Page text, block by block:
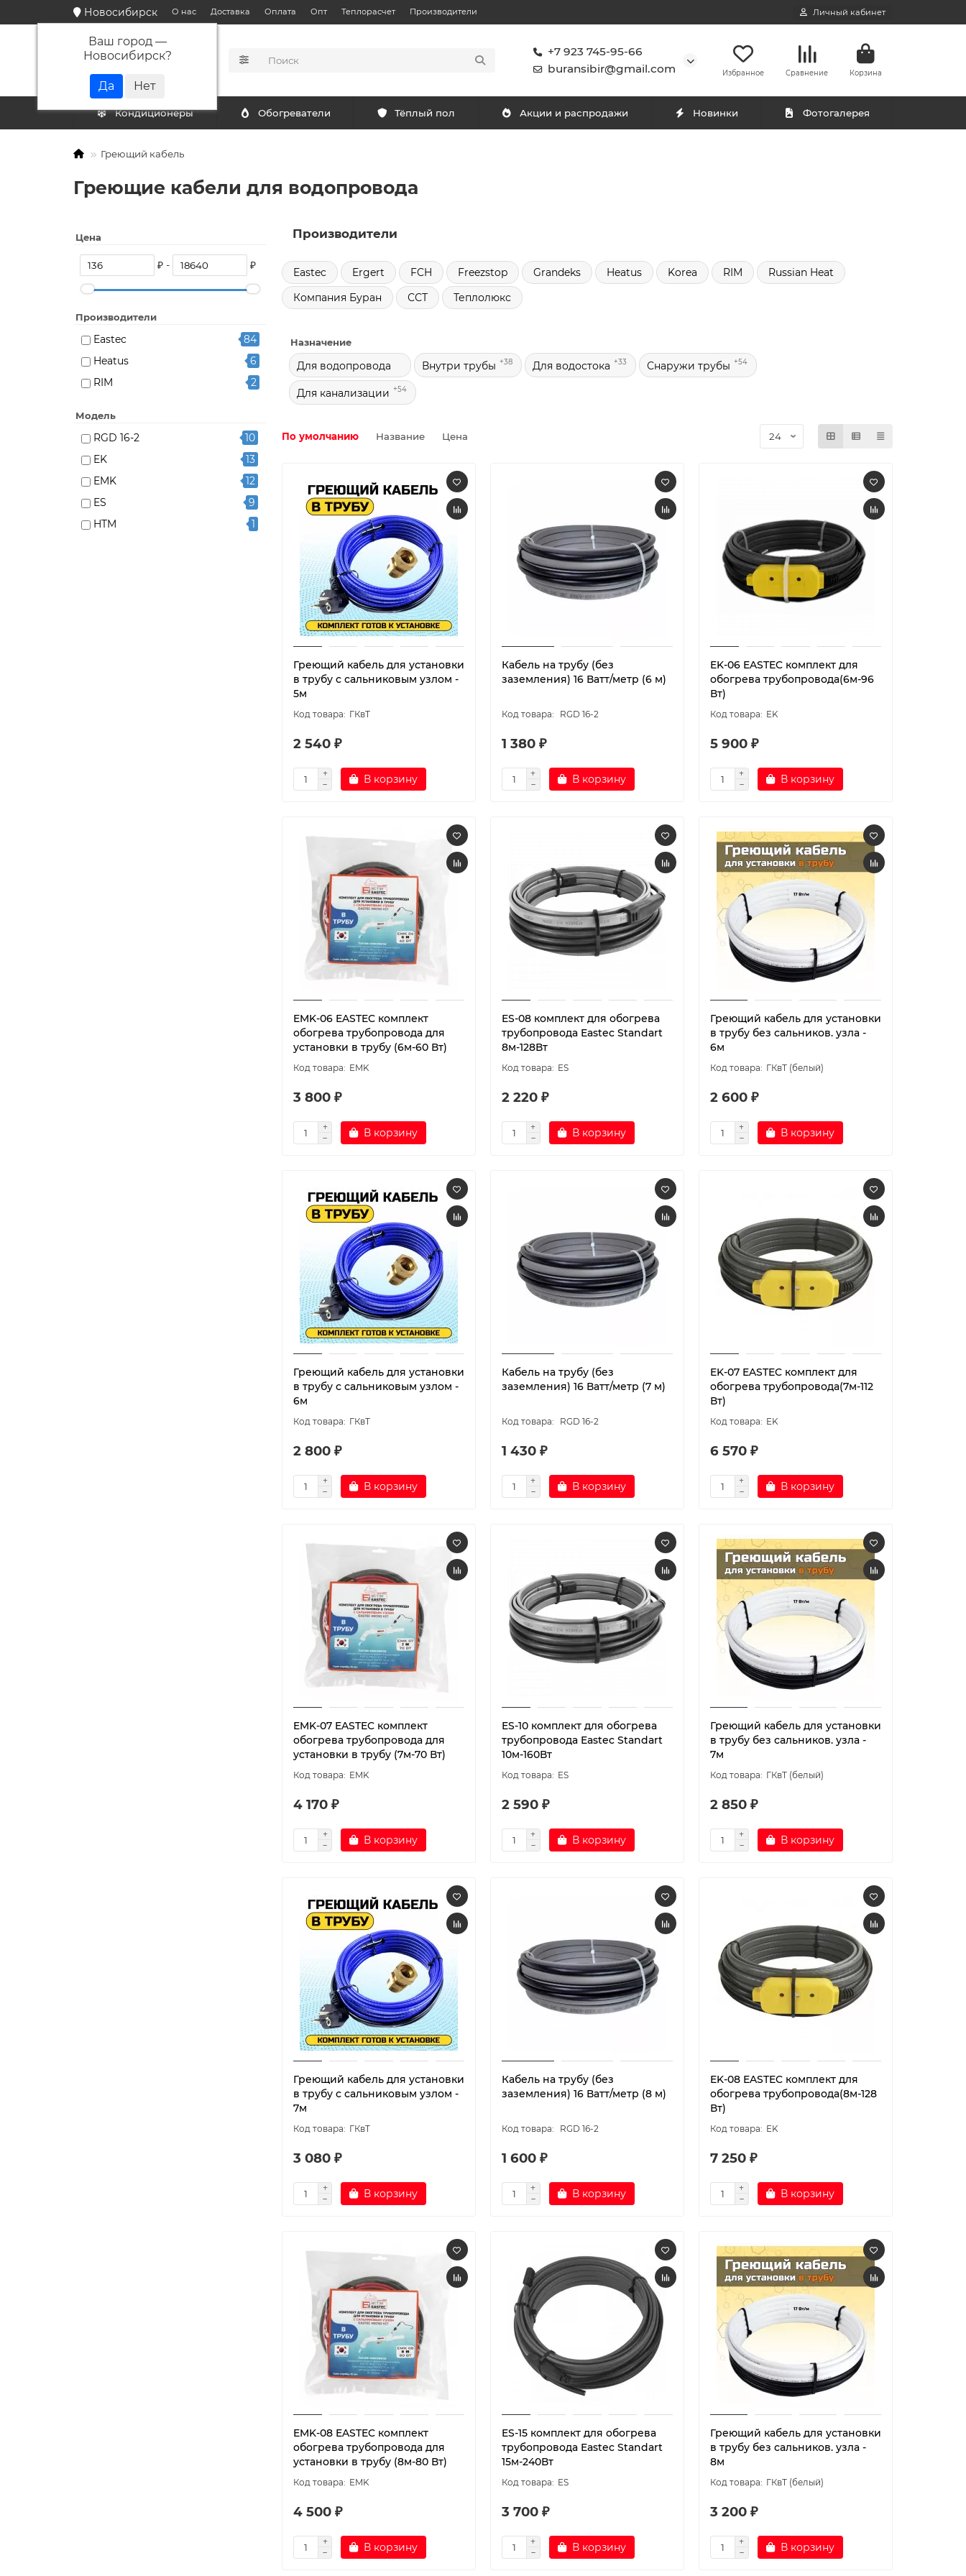
Новосибирск
Ваш город —
Новосибирск?
О нас Доставка Оплата Опт Теплорасчет Производители Личный кабинет
КАТАЛОГ
+7 923 745-95-66
buransibir@gmail.com
Избранное Сравнение Корзина
Кондиционеры Обогреватели Тёплый пол Акции и распродажи Новинки Фотогалерея
Греющий кабель
Греющие кабели для водопровода
Цена
₽ - ₽
Производители
Eastec
84
Heatus
6
RIM
2
Модель
RGD 16-2
10
EK
13
EMK
12
ES
9
HTM
1
Производители
Eastec Ergert FCH Freezstop Grandeks Heatus Korea RIM
Russian Heat
Компания Буран
ССТ Теплолюкс
Назначение
Для водопровода Внутри трубы +38 Для водостока +33 Снаружи трубы +54
Для канализации +54
По умолчанию Название Цена
Греющий кабель для установки
в трубу с сальниковым узлом -
5м
ГКвТ
2 540 ₽
В корзину
Кабель на трубу (без
заземления) 16 Ватт/метр (6 м)
RGD 16-2
1 380 ₽
В корзину
EK-06 EASTEC комплект для
обогрева трубопровода(6м-96
Вт)
EK
5 900 ₽
В корзину
EMK-06 EASTEC комплект
обогрева трубопровода для
установки в трубу (6м-60 Вт)
EMK
3 800 ₽
В корзину
ES-08 комплект для обогрева
трубопровода Eastec Standart
8м-128Вт
ES
2 220 ₽
В корзину
Греющий кабель для установки
в трубу без сальников. узла -
6м
ГКвТ (белый)
2 600 ₽
В корзину
Греющий кабель для установки
в трубу с сальниковым узлом -
6м
ГКвТ
2 800 ₽
В корзину
Кабель на трубу (без
заземления) 16 Ватт/метр (7 м)
RGD 16-2
1 430 ₽
В корзину
EK-07 EASTEC комплект для
обогрева трубопровода(7м-112
Вт)
EK
6 570 ₽
В корзину
EMK-07 EASTEC комплект
обогрева трубопровода для
установки в трубу (7м-70 Вт)
EMK
4 170 ₽
В корзину
ES-10 комплект для обогрева
трубопровода Eastec Standart
10м-160Вт
ES
2 590 ₽
В корзину
Греющий кабель для установки
в трубу без сальников. узла -
7м
ГКвТ (белый)
2 850 ₽
В корзину
Греющий кабель для установки
в трубу с сальниковым узлом -
7м
ГКвТ
3 080 ₽
В корзину
Кабель на трубу (без
заземления) 16 Ватт/метр (8 м)
RGD 16-2
1 600 ₽
В корзину
EK-08 EASTEC комплект для
обогрева трубопровода(8м-128
Вт)
EK
7 250 ₽
В корзину
EMK-08 EASTEC комплект
обогрева трубопровода для
установки в трубу (8м-80 Вт)
EMK
4 500 ₽
В корзину
ES-15 комплект для обогрева
трубопровода Eastec Standart
15м-240Вт
ES
3 700 ₽
В корзину
Греющий кабель для установки
в трубу без сальников. узла -
8м
ГКвТ (белый)
3 200 ₽
В корзину